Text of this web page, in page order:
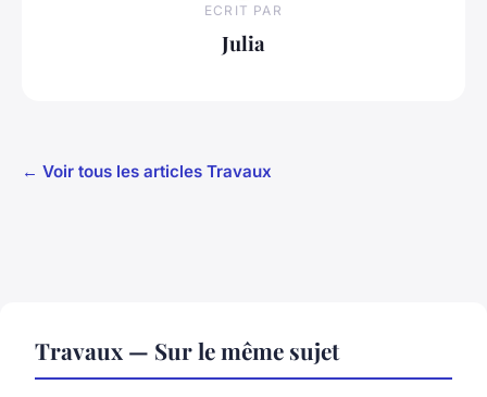
ECRIT PAR
Julia
← Voir tous les articles Travaux
Travaux — Sur le même sujet